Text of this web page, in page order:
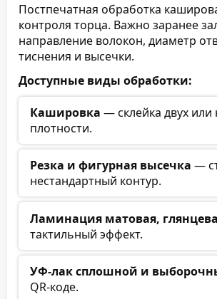
Постпечатная обработка
контроля торца. Важно заранее
направление волокон, диаметр
тиснения и высечки.
Доступные виды обработки:
Кашировка — склейка двух или
плотности.
Резка и фигурная высечка —
нестандартный контур.
Ламинация матовая,
тактильный эффект.
УФ-лак сплошной и
QR-коде.